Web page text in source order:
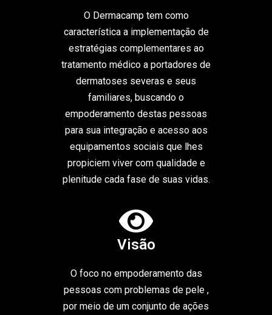
O Dermacamp tem como
característica a implementação de
estratégias complementares ao
tratamento médico a portadores de
dermatoses severas e seus
familiares, buscando o
empoderamento destas pessoas
para sua integração e acesso aos
equipamentos sociais que lhes
propiciem viver com qualidade e
plenitude cada fase de suas vidas.
Visão
O foco no empoderamento das
pessoas com problemas de pele ,
por meio de um conjunto de ações